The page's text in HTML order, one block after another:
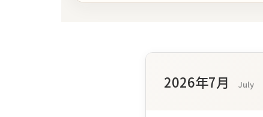
2026年7月 July